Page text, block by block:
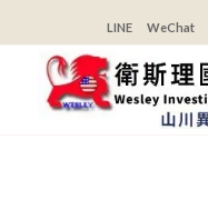
LINE WeChat